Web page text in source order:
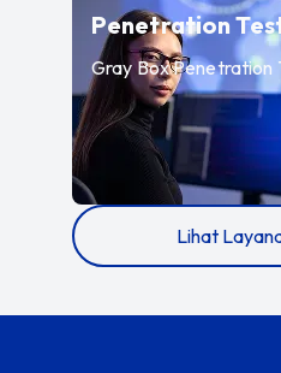
Penetration
Gray Box Penetration
Lihat